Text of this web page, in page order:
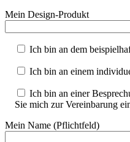
Mein Design-Produkt
Ich bin an dem
Ich bin an einem
Ich bin an einer
Sie mich zur Vereinbarung
Mein Name (Pflichtfeld)